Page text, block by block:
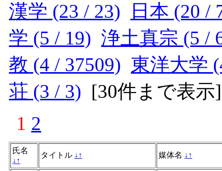
漢学 (23 / 23)
日本 (20 /
学 (5 / 19) 浄土真宗 (5 /
教 (4 / 37509) 東洋大学
荘 (3 / 3) [30件まで表示]
1 2
氏名
↓ ↑
タイトル ↓ ↑ 媒体名 ↓ ↑